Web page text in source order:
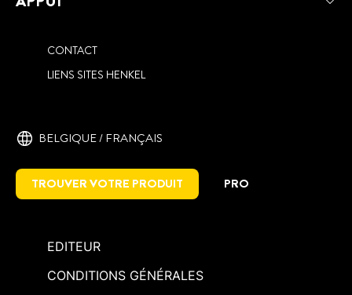
CONTACT
LIENS SITES HENKEL
BELGIQUE / FRANÇAIS
TROUVER VOTRE PRODUIT PRO
EDITEUR
CONDITIONS GÉNÉRALES